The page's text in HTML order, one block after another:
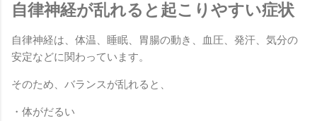
自律神経が乱れると起こりやすい症状
自律神経は、体温、睡眠、胃腸の動き、血圧、発汗、気分の
安定などに関わっています。
そのため、バランスが乱れると、
・体がだるい